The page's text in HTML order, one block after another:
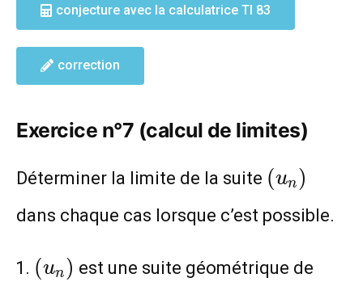
3+\frac{1}
{n^2}
conjecture avec la calculatrice TI 83
correction
Exercice n°7 (calcul de limites)
Déterminer la limite de la suite (u_n)
(un )
dans chaque cas lorsque c’est possible.
(u_n)
(un ) est une suite géométrique de